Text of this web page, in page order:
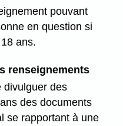
pouvant
en question si
ans.
renseignements
divulguer des
des documents
se rapportant à une